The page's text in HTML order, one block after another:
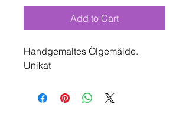
Add to Cart
Handgemaltes Ölgemälde.
Unikat